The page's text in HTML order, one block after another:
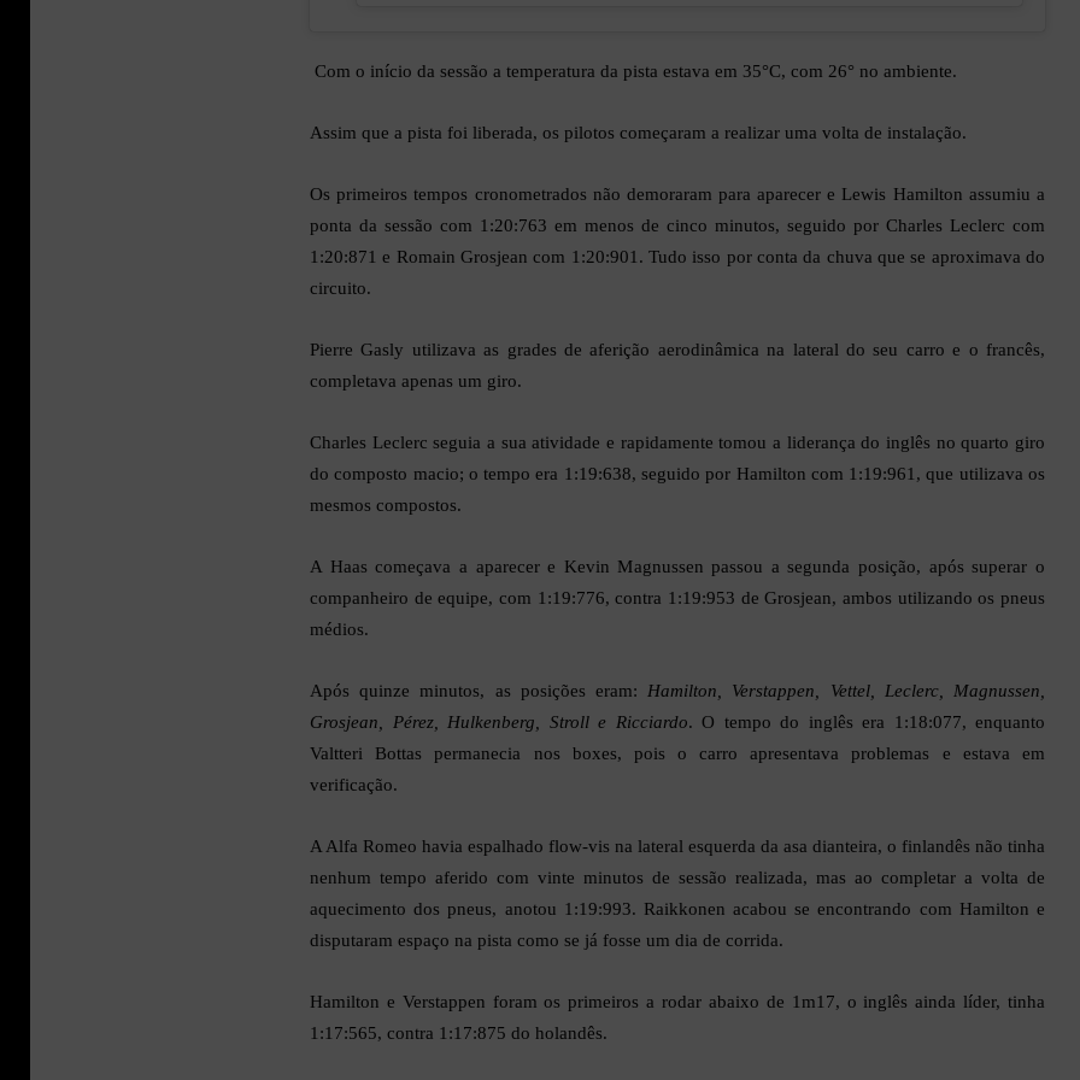
Com o início da sessão a temperatura da pista estava em 35°C, com 26° no ambiente.
Assim que a pista foi liberada, os pilotos começaram a realizar uma volta de instalação.
Os primeiros tempos cronometrados não demoraram para aparecer e Lewis Hamilton assumiu a
ponta da sessão com 1:20:763 em menos de cinco minutos, seguido por Charles Leclerc com
1:20:871 e Romain Grosjean com 1:20:901. Tudo isso por conta da chuva que se aproximava do
circuito.
Pierre Gasly utilizava as grades de aferição aerodinâmica na lateral do seu carro e o francês,
completava apenas um giro.
Charles Leclerc seguia a sua atividade e rapidamente tomou a liderança do inglês no quarto giro
do composto macio; o tempo era 1:19:638, seguido por Hamilton com 1:19:961, que utilizava os
mesmos compostos.
A Haas começava a aparecer e Kevin Magnussen passou a segunda posição, após superar o
companheiro de equipe, com 1:19:776, contra 1:19:953 de Grosjean, ambos utilizando os pneus
médios.
Após quinze minutos, as posições eram: Hamilton, Verstappen, Vettel, Leclerc, Magnussen,
Grosjean, Pérez, Hulkenberg, Stroll e Ricciardo. O tempo do inglês era 1:18:077, enquanto
Valtteri Bottas permanecia nos boxes, pois o carro apresentava problemas e estava em
verificação.
A Alfa Romeo havia espalhado flow-vis na lateral esquerda da asa dianteira, o finlandês não tinha
nenhum tempo aferido com vinte minutos de sessão realizada, mas ao completar a volta de
aquecimento dos pneus, anotou 1:19:993. Raikkonen acabou se encontrando com Hamilton e
disputaram espaço na pista como se já fosse um dia de corrida.
Hamilton e Verstappen foram os primeiros a rodar abaixo de 1m17, o inglês ainda líder, tinha
1:17:565, contra 1:17:875 do holandês.